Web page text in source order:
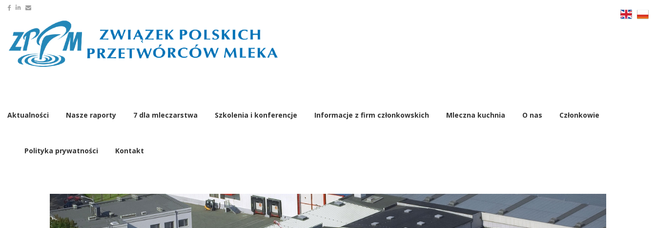
Aktualności Nasze raporty 7 dla mleczarstwa Szkolenia i konferencje Informacje z firm członkowskich Mleczna kuchnia O nas Członkowie
Polityka prywatności Kontakt